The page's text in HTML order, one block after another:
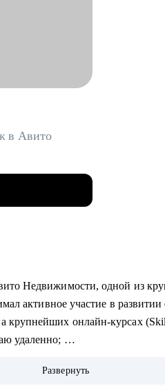
в Авито
Недвижимости, одной из
активное участие в
крупнейших онлайн-курсах
удаленно;
Развернуть